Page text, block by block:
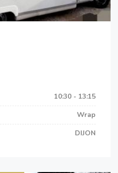
10:30 - 13:15
Wrap
DIJON